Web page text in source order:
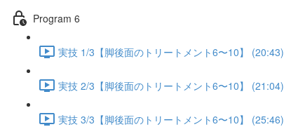
Program 6
実技 1/3【脚後面のトリートメント6〜10】 (20:43)
実技 2/3【脚後面のトリートメント6〜10】 (21:04)
実技 3/3【脚後面のトリートメント6〜10】 (25:46)